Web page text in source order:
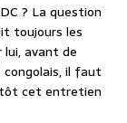
? La question
toujours les
avant de
congolais, il faut
cet entretien